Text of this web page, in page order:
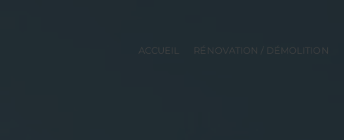
ACCUEIL RÉNOVATION / DÉMOLITION